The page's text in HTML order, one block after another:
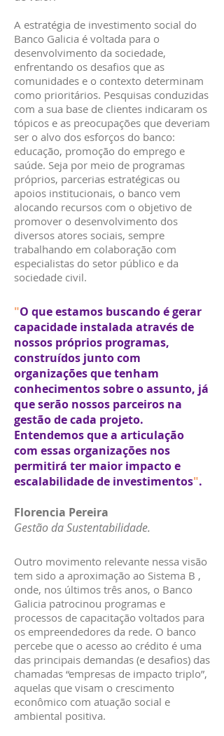
A estratégia de investimento social do
Banco Galicia é voltada para o
desenvolvimento da sociedade,
enfrentando os desafios que as
comunidades e o contexto determinam
como prioritários. Pesquisas conduzidas
com a sua base de clientes indicaram os
tópicos e as preocupações que deveriam
ser o alvo dos esforços do banco:
educação, promoção do emprego e
saúde. Seja por meio de programas
próprios, parcerias estratégicas ou
apoios institucionais, o banco vem
alocando recursos com o objetivo de
promover o desenvolvimento dos
diversos atores sociais, sempre
trabalhando em colaboração com
especialistas do setor público e da
sociedade civil.
"O que estamos buscando é gerar
capacidade instalada através de
nossos próprios programas,
construídos junto com
organizações que tenham
conhecimentos sobre o assunto, já
que serão nossos parceiros na
gestão de cada projeto.
Entendemos que a articulação
com essas organizações nos
permitirá ter maior impacto e
escalabilidade de investimentos".
Florencia Pereira
Gestão da Sustentabilidade.
Outro movimento relevante nessa visão
tem sido a aproximação ao Sistema B ,
onde, nos últimos três anos, o Banco
Galicia patrocinou programas e
processos de capacitação voltados para
os empreendedores da rede. O banco
percebe que o acesso ao crédito é uma
das principais demandas (e desafios) das
chamadas “empresas de impacto triplo”,
aquelas que visam o crescimento
econômico com atuação social e
ambiental positiva.